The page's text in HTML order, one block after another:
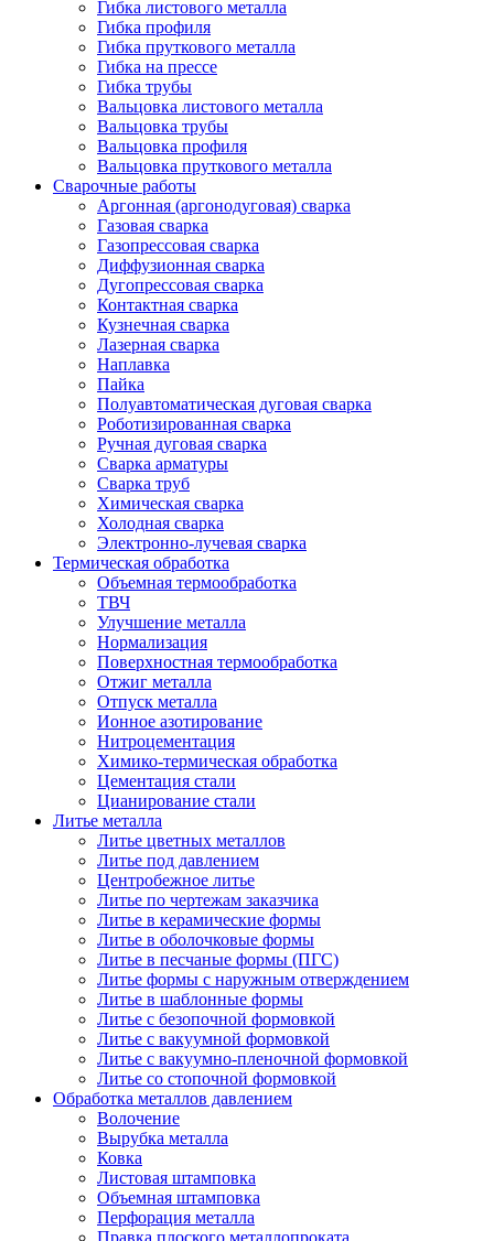
Гибка листового металла
Гибка профиля
Гибка пруткового металла
Гибка на прессе
Гибка трубы
Вальцовка листового металла
Вальцовка трубы
Вальцовка профиля
Вальцовка пруткового металла
Сварочные работы
Аргонная (аргонодуговая) сварка
Газовая сварка
Газопрессовая сварка
Диффузионная сварка
Дугопрессовая сварка
Контактная сварка
Кузнечная сварка
Лазерная сварка
Наплавка
Пайка
Полуавтоматическая дуговая сварка
Роботизированная сварка
Ручная дуговая сварка
Сварка арматуры
Сварка труб
Химическая сварка
Холодная сварка
Электронно-лучевая сварка
Термическая обработка
Объемная термообработка
ТВЧ
Улучшение металла
Нормализация
Поверхностная термообработка
Отжиг металла
Отпуск металла
Ионное азотирование
Нитроцементация
Химико-термическая обработка
Цементация стали
Цианирование стали
Литье металла
Литье цветных металлов
Литье под давлением
Центробежное литье
Литье по чертежам заказчика
Литье в керамические формы
Литье в оболочковые формы
Литье в песчаные формы (ПГС)
Литье формы с наружным отверждением
Литье в шаблонные формы
Литье с безопочной формовкой
Литье с вакуумной формовкой
Литье с вакуумно-пленочной формовкой
Литье со стопочной формовкой
Обработка металлов давлением
Волочение
Вырубка металла
Ковка
Листовая штамповка
Объемная штамповка
Перфорация металла
Правка плоского металлопроката